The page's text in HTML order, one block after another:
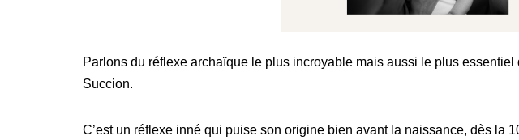
Parlons du réflexe archaïque le plus incroyable mais aussi le plus
Succion.
C’est un réflexe inné qui puise son origine bien avant la naissance, dès la